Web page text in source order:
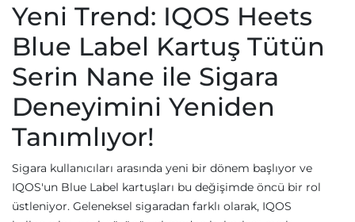
Yeni Trend: IQOS Heets
Blue Label Kartuş Tütün
Serin Nane ile Sigara
Deneyimini Yeniden
Tanımlıyor!
Sigara kullanıcıları arasında yeni bir dönem başlıyor ve
IQOS'un Blue Label kartuşları bu değişimde öncü bir rol
üstleniyor. Geleneksel sigaradan farklı olarak, IQOS